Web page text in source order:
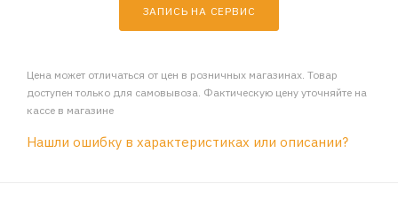
ЗАПИСЬ НА СЕРВИС
Цена может отличаться от цен в розничных магазинах. Товар
доступен только для самовывоза. Фактическую цену уточняйте на
кассе в магазине
Нашли ошибку в характеристиках или описании?